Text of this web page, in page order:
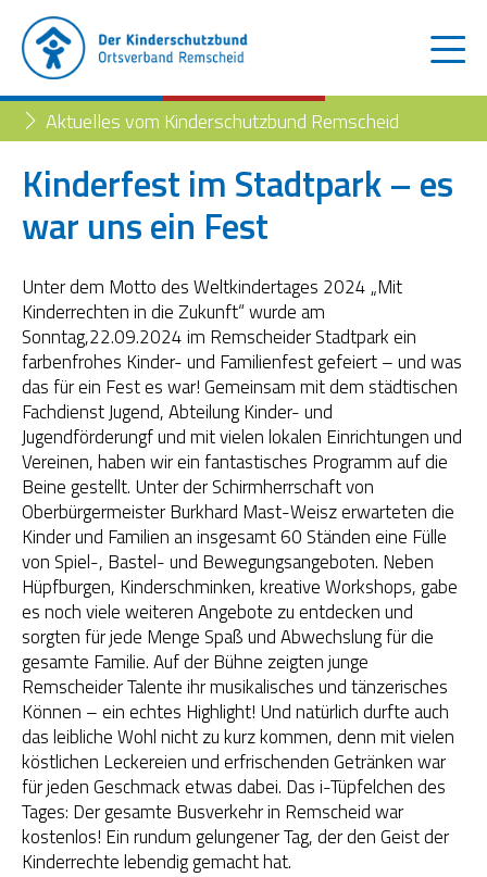
Der Kinderschutzbund
Aktuelles
Blog
Kinder- und Jugendtelefon
Trennung der Eltern
Familienberatungsstelle
Familienberatungsstelle
Begleiteter Umgang
Fachstelle „Frühe Hilfen“
Müttertreff „Mama mia“
OGS Heinrich-Neumann-Schule
Fit für Kids – Elternkurse
Kinder im Blick – Elternkurse
Wohngemeinschaft
Kleiderläden
Aktuelles vom Kinderschutzbund Remscheid
Kinderfest im Stadtpark – es
war uns ein Fest
Unter dem Motto des Weltkindertages 2024 „Mit
Kinderrechten in die Zukunft“ wurde am
Sonntag,22.09.2024 im Remscheider Stadtpark ein
farbenfrohes Kinder- und Familienfest gefeiert – und was
das für ein Fest es war! Gemeinsam mit dem städtischen
Fachdienst Jugend, Abteilung Kinder- und
Jugendförderungf und mit vielen lokalen Einrichtungen und
Vereinen, haben wir ein fantastisches Programm auf die
Beine gestellt. Unter der Schirmherrschaft von
Oberbürgermeister Burkhard Mast-Weisz erwarteten die
Kinder und Familien an insgesamt 60 Ständen eine Fülle
von Spiel-, Bastel- und Bewegungsangeboten. Neben
Hüpfburgen, Kinderschminken, kreative Workshops, gabe
es noch viele weiteren Angebote zu entdecken und
sorgten für jede Menge Spaß und Abwechslung für die
gesamte Familie. Auf der Bühne zeigten junge
Remscheider Talente ihr musikalisches und tänzerisches
Können – ein echtes Highlight! Und natürlich durfte auch
das leibliche Wohl nicht zu kurz kommen, denn mit vielen
köstlichen Leckereien und erfrischenden Getränken war
für jeden Geschmack etwas dabei. Das i-Tüpfelchen des
Tages: Der gesamte Busverkehr in Remscheid war
kostenlos! Ein rundum gelungener Tag, der den Geist der
Kinderrechte lebendig gemacht hat.